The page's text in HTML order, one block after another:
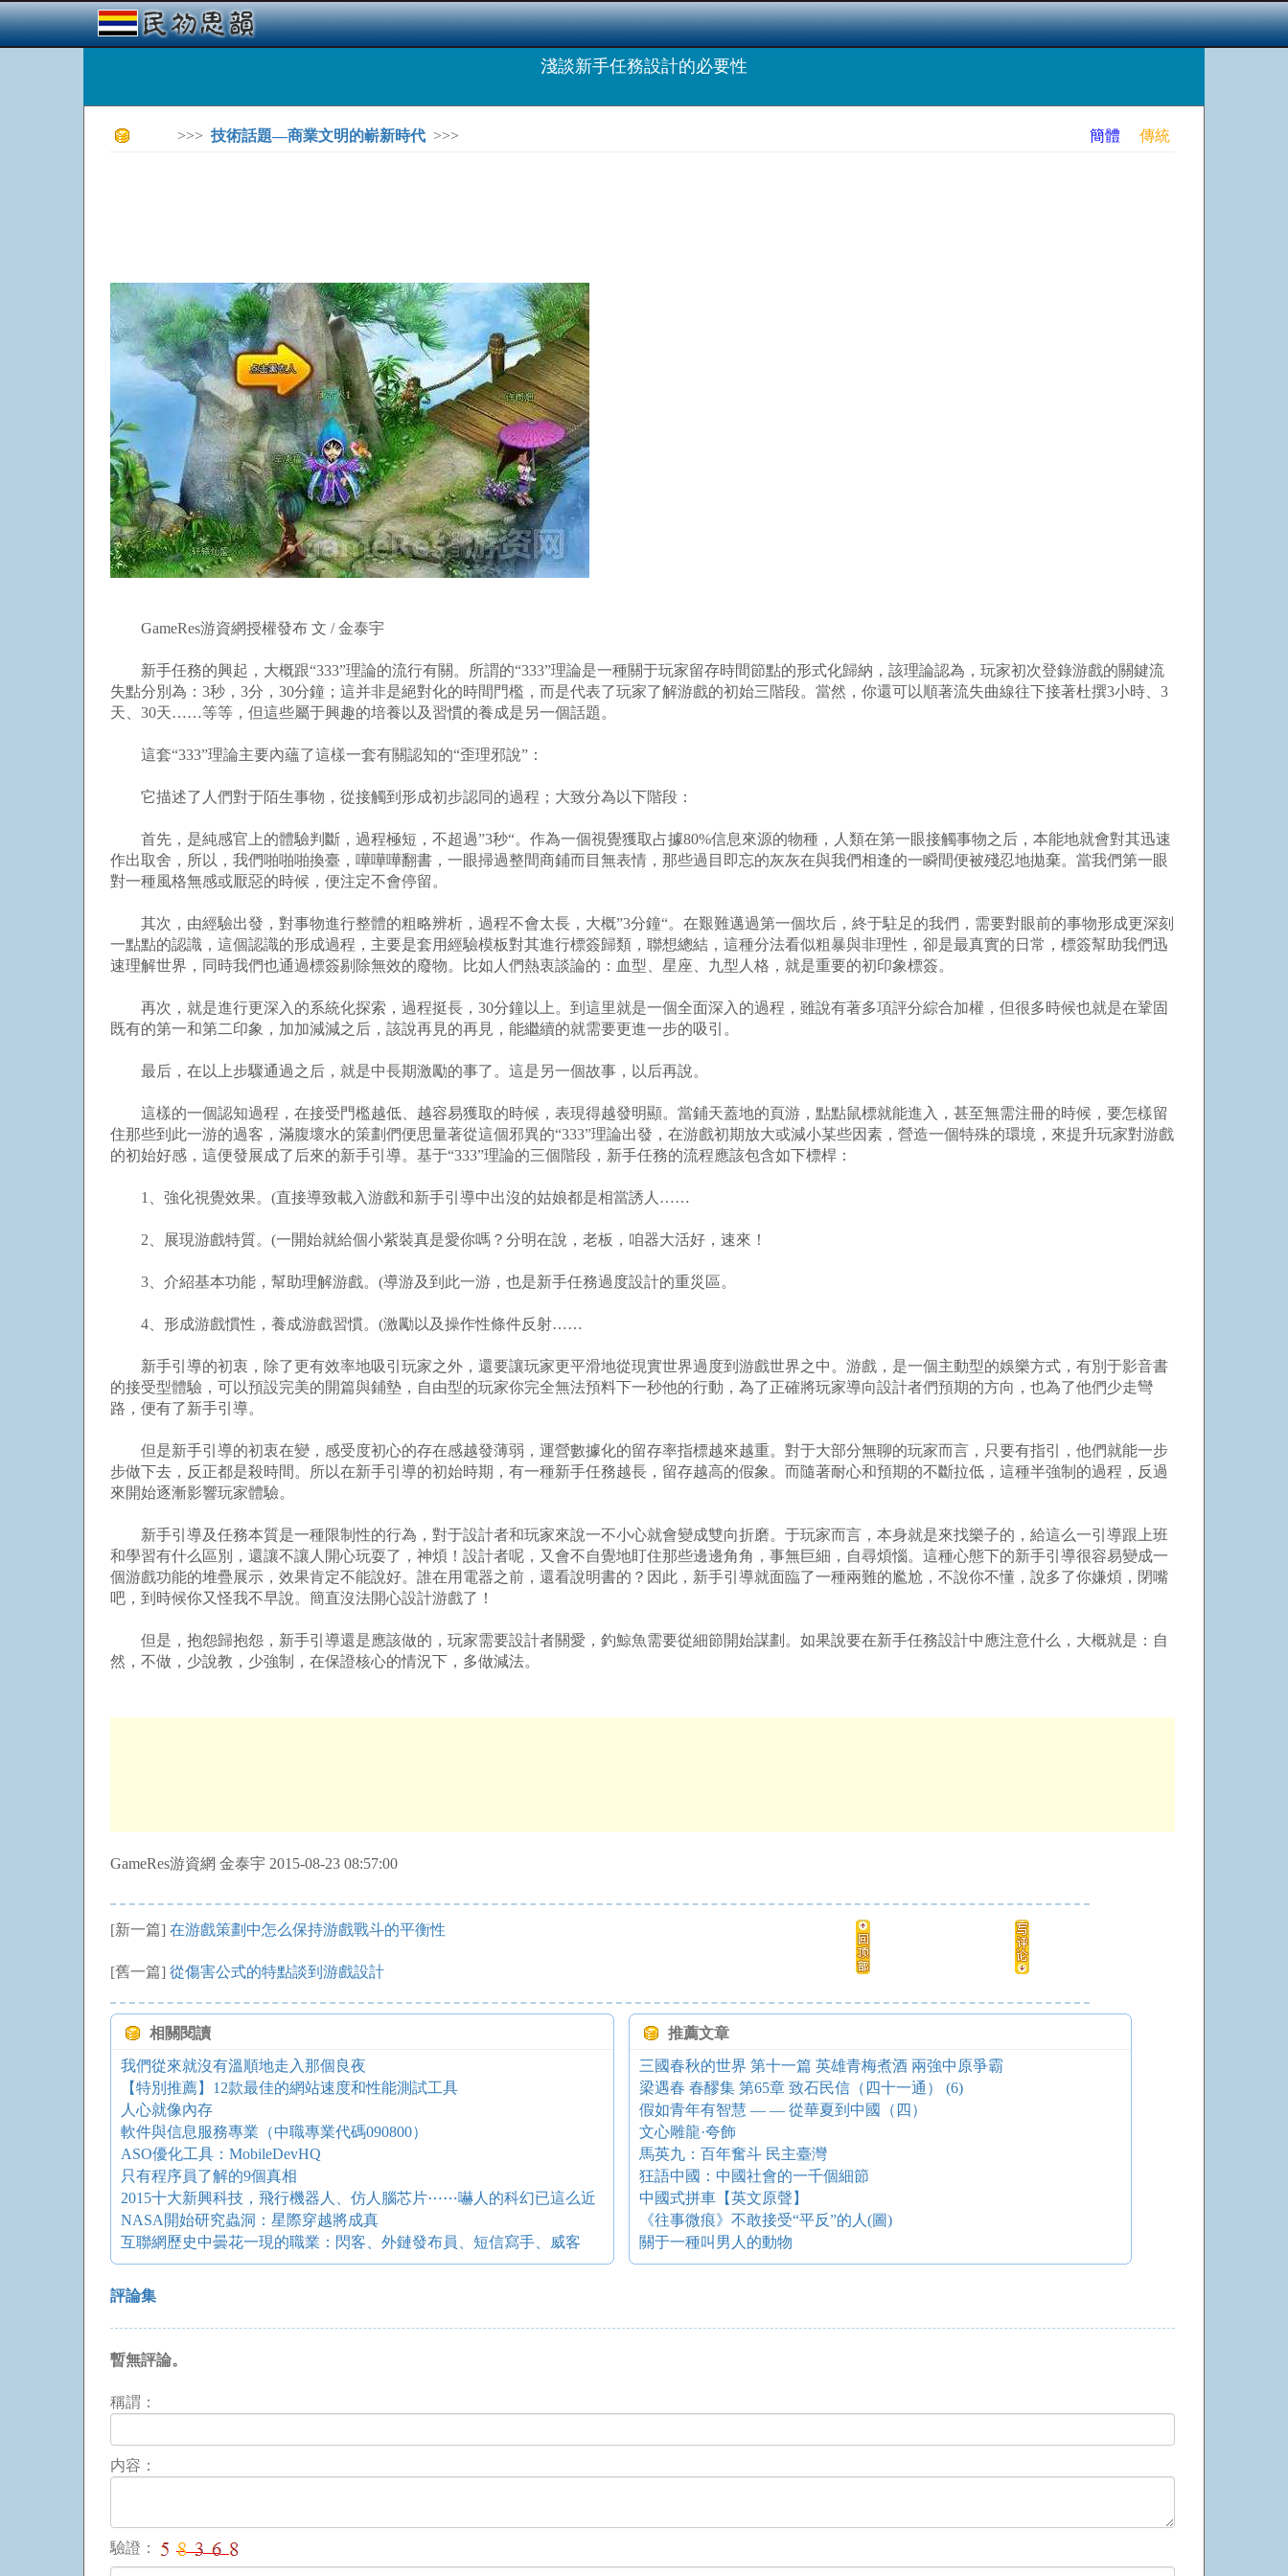
淺談新手任務設計的必要性
>>> 技術話題—商業文明的嶄新時代 >>> 簡體 傳統
GameRes游資網授權發布 文 / 金泰宇
新手任務的興起，大概跟“333”理論的流行有關。所謂的“333”理論是一種關于玩家留存時間節點的形式化歸納，該理論認為，玩家初次登錄游戲的關鍵流
失點分別為：3秒，3分，30分鐘；這并非是絕對化的時間門檻，而是代表了玩家了解游戲的初始三階段。當然，你還可以順著流失曲線往下接著杜撰3小時、3
天、30天……等等，但這些屬于興趣的培養以及習慣的養成是另一個話題。
這套“333”理論主要內蘊了這樣一套有關認知的“歪理邪說”：
它描述了人們對于陌生事物，從接觸到形成初步認同的過程；大致分為以下階段：
首先，是純感官上的體驗判斷，過程極短，不超過”3秒“。作為一個視覺獲取占據80%信息來源的物種，人類在第一眼接觸事物之后，本能地就會對其迅速
作出取舍，所以，我們啪啪啪換臺，嘩嘩嘩翻書，一眼掃過整間商鋪而目無表情，那些過目即忘的灰灰在與我們相逢的一瞬間便被殘忍地拋棄。當我們第一眼
對一種風格無感或厭惡的時候，便注定不會停留。
其次，由經驗出發，對事物進行整體的粗略辨析，過程不會太長，大概”3分鐘“。在艱難邁過第一個坎后，終于駐足的我們，需要對眼前的事物形成更深刻
一點點的認識，這個認識的形成過程，主要是套用經驗模板對其進行標簽歸類，聯想總結，這種分法看似粗暴與非理性，卻是最真實的日常，標簽幫助我們迅
速理解世界，同時我們也通過標簽剔除無效的廢物。比如人們熱衷談論的：血型、星座、九型人格，就是重要的初印象標簽。
再次，就是進行更深入的系統化探索，過程挺長，30分鐘以上。到這里就是一個全面深入的過程，雖說有著多項評分綜合加權，但很多時候也就是在鞏固
既有的第一和第二印象，加加減減之后，該說再見的再見，能繼續的就需要更進一步的吸引。
最后，在以上步驟通過之后，就是中長期激勵的事了。這是另一個故事，以后再說。
這樣的一個認知過程，在接受門檻越低、越容易獲取的時候，表現得越發明顯。當鋪天蓋地的頁游，點點鼠標就能進入，甚至無需注冊的時候，要怎樣留
住那些到此一游的過客，滿腹壞水的策劃們便思量著從這個邪異的“333”理論出發，在游戲初期放大或減小某些因素，營造一個特殊的環境，來提升玩家對游戲
的初始好感，這便發展成了后來的新手引導。基于“333”理論的三個階段，新手任務的流程應該包含如下標桿：
1、強化視覺效果。(直接導致載入游戲和新手引導中出沒的姑娘都是相當誘人……
2、展現游戲特質。(一開始就給個小紫裝真是愛你嗎？分明在說，老板，咱器大活好，速來！
3、介紹基本功能，幫助理解游戲。(導游及到此一游，也是新手任務過度設計的重災區。
4、形成游戲慣性，養成游戲習慣。(激勵以及操作性條件反射……
新手引導的初衷，除了更有效率地吸引玩家之外，還要讓玩家更平滑地從現實世界過度到游戲世界之中。游戲，是一個主動型的娛樂方式，有別于影音書
的接受型體驗，可以預設完美的開篇與鋪墊，自由型的玩家你完全無法預料下一秒他的行動，為了正確將玩家導向設計者們預期的方向，也為了他們少走彎
路，便有了新手引導。
但是新手引導的初衷在變，感受度初心的存在感越發薄弱，運營數據化的留存率指標越來越重。對于大部分無聊的玩家而言，只要有指引，他們就能一步
步做下去，反正都是殺時間。所以在新手引導的初始時期，有一種新手任務越長，留存越高的假象。而隨著耐心和預期的不斷拉低，這種半強制的過程，反過
來開始逐漸影響玩家體驗。
新手引導及任務本質是一種限制性的行為，對于設計者和玩家來說一不小心就會變成雙向折磨。于玩家而言，本身就是來找樂子的，給這么一引導跟上班
和學習有什么區別，還讓不讓人開心玩耍了，神煩！設計者呢，又會不自覺地盯住那些邊邊角角，事無巨細，自尋煩惱。這種心態下的新手引導很容易變成一
個游戲功能的堆疊展示，效果肯定不能說好。誰在用電器之前，還看說明書的？因此，新手引導就面臨了一種兩難的尷尬，不說你不懂，說多了你嫌煩，閉嘴
吧，到時候你又怪我不早說。簡直沒法開心設計游戲了！
但是，抱怨歸抱怨，新手引導還是應該做的，玩家需要設計者關愛，釣鯨魚需要從細節開始謀劃。如果說要在新手任務設計中應注意什么，大概就是：自
然，不做，少說教，少強制，在保證核心的情況下，多做減法。
GameRes游資網 金泰宇 2015-08-23 08:57:00
[新一篇] 在游戲策劃中怎么保持游戲戰斗的平衡性
[舊一篇] 從傷害公式的特點談到游戲設計
相關閱讀
我們從來就沒有溫順地走入那個良夜
【特別推薦】12款最佳的網站速度和性能測試工具
人心就像內存
軟件與信息服務專業（中職專業代碼090800）
ASO優化工具：MobileDevHQ
只有程序員了解的9個真相
2015十大新興科技，飛行機器人、仿人腦芯片⋯⋯嚇人的科幻已這么近
NASA開始研究蟲洞：星際穿越將成真
互聯網歷史中曇花一現的職業：閃客、外鏈發布員、短信寫手、威客
推薦文章
三國春秋的世界 第十一篇 英雄青梅煮酒 兩強中原爭霸
梁遇春 春醪集 第65章 致石民信（四十一通） (6)
假如青年有智慧 — — 從華夏到中國（四）
文心雕龍·夸飾
馬英九：百年奮斗 民主臺灣
狂語中國：中國社會的一千個細節
中國式拼車【英文原聲】
《往事微痕》不敢接受“平反”的人(圖)
關于一種叫男人的動物
評論集
暫無評論。
稱謂：
内容：
驗證：